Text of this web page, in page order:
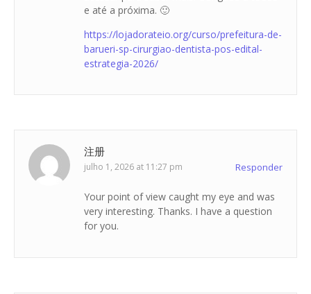
e até a próxima. 🙂
https://lojadorateio.org/curso/prefeitura-de-
barueri-sp-cirurgiao-dentista-pos-edital-
estrategia-2026/
注册
julho 1, 2026 at 11:27 pm Responder
Your point of view caught my eye and was
very interesting. Thanks. I have a question
for you.